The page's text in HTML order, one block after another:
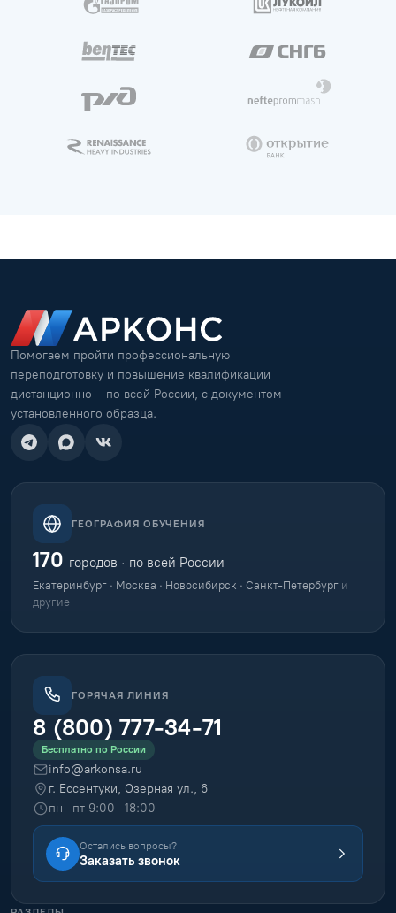
Помогаем пройти профессиональную
переподготовку и повышение квалификации
дистанционно — по всей России, с документом
установленного образца.
ГЕОГРАФИЯ ОБУЧЕНИЯ
170 городов · по всей России
Екатеринбург · Москва · Новосибирск · Санкт-Петербург и
другие
ГОРЯЧАЯ ЛИНИЯ
8 (800) 777-34-71
Бесплатно по России
info@arkonsa.ru
г. Ессентуки, Озерная ул., 6
пн–пт 9:00–18:00
Остались вопросы?
Заказать звонок